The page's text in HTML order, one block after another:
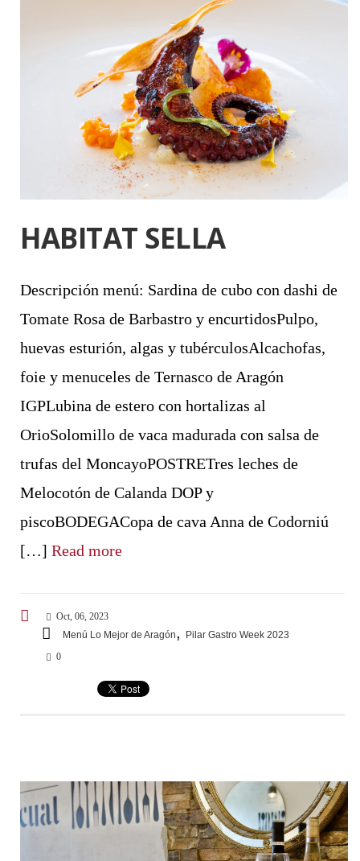
HABITAT SELLA
Descripción menú: Sardina de cubo con dashi de
Tomate Rosa de Barbastro y encurtidosPulpo,
huevas esturión, algas y tubérculosAlcachofas,
foie y menuceles de Ternasco de Aragón
IGPLubina de estero con hortalizas al
OrioSolomillo de vaca madurada con salsa de
trufas del MoncayoPOSTRETres leches de
Melocotón de Calanda DOP y
piscoBODEGACopa de cava Anna de Codorniú
[…] Read more
Oct, 06, 2023
Menú Lo Mejor de Aragón,
Pilar Gastro Week 2023
0